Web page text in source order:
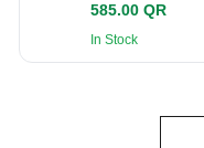
585.00 QR
In Stock